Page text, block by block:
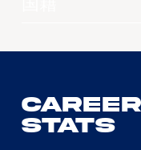
Stats